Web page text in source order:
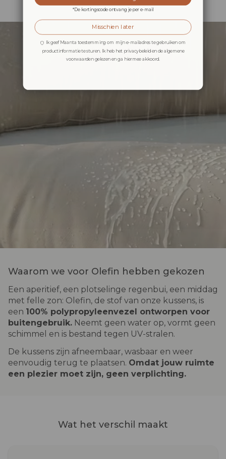
Waarom we voor Olefin hebben gekozen
Een aperitief, een plotselinge regenbui, een middag
met felle zon: Olefin, de stof van onze kussens, is
een 100% polypropyleenvezel ontworpen voor
buitengebruik. Neemt geen water op, vormt geen
schimmel en is bestand tegen UV-stralen.
De kussens zijn afneembaar, wasbaar en weer
eenvoudig terug te plaatsen. Omdat jouw ruimte
een plezier moet zijn, geen verplichting.
Wat het verschil maakt
*De kortingscode ontvang je per e-mail
Misschien later
Ik geef Maanta toestemming om mijn e-mailadres te gebruiken om
productinformatie te sturen. Ik heb het privacybeleid en de algemene
voorwaarden gelezen en ga hiermee akkoord.